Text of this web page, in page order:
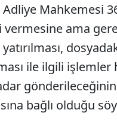
Mahkemesi
vermesine ama
yatırılması,
ile ilgili işlemler
bağlı olduğu